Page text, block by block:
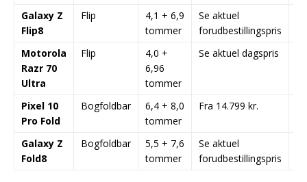
Galaxy Z
Flip8
Flip
4,1 + 6,9
tommer
Se aktuel
forudbestillingspris
Motorola
Razr 70
Ultra
Flip
4,0 +
6,96
tommer
Se aktuel dagspris
Pixel 10
Pro Fold
Bogfoldbar
6,4 + 8,0
tommer
Fra 14.799 kr.
Galaxy Z
Fold8
Bogfoldbar
5,5 + 7,6
tommer
Se aktuel
forudbestillingspris